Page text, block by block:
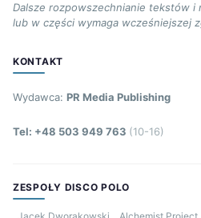
Dalsze rozpowszechnianie tekstów i
lub w części wymaga wcześniejszej
KONTAKT
Wydawca: PR Media Publishing
Tel: +48 503 949 763 (10-16)
ZESPOŁY DISCO POLO